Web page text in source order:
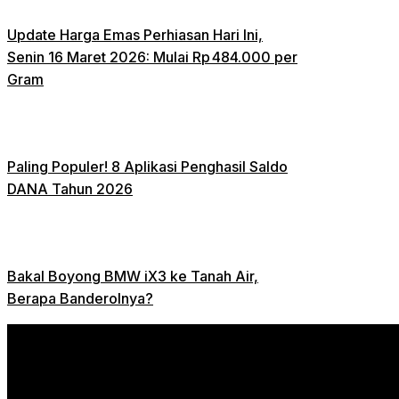
Update Harga Emas Perhiasan Hari Ini,
Senin 16 Maret 2026: Mulai Rp 484.000 per
Gram
Paling Populer! 8 Aplikasi Penghasil Saldo
DANA Tahun 2026
Bakal Boyong BMW iX3 ke Tanah Air,
Berapa Banderolnya?